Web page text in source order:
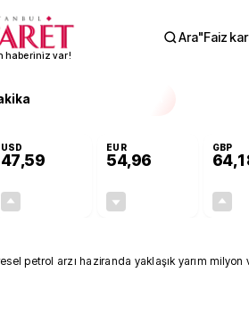
haberiniz var!
Ara"Faiz
USD
47,59
EUR
54,96
GBP
petrol arzı haziranda yaklaşık yarım milyon